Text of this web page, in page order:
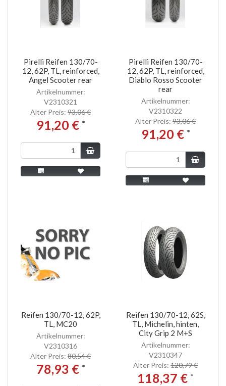
Pirelli Reifen 130/70-
12, 62P, TL, reinforced,
Angel Scooter rear
Artikelnummer:
V2310321
Alter Preis: 93,06 €
91,20 € *
Pirelli Reifen 130/70-
12, 62P, TL, reinforced,
Diablo Rosso Scooter
rear
Artikelnummer:
V2310322
Alter Preis: 93,06 €
91,20 € *
Reifen 130/70-12, 62P,
TL, MC20
Artikelnummer:
V2310316
Alter Preis: 80,54 €
78,93 € *
Reifen 130/70-12, 62S,
TL, Michelin, hinten,
City Grip 2 M+S
Artikelnummer:
V2310347
Alter Preis: 120,79 €
118,37 € *